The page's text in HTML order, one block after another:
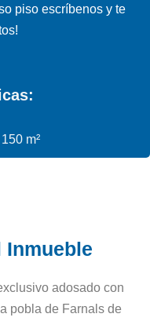
piso escríbenos y te
150 m²
Inmueble
adosado con
pobla de Farnals de